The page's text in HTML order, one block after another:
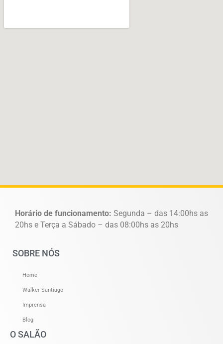
Horário de funcionamento: Segunda – das 14:00hs as
20hs e Terça a Sábado – das 08:00hs as 20hs
SOBRE NÓS
Home
Walker Santiago
Imprensa
Blog
O SALÃO